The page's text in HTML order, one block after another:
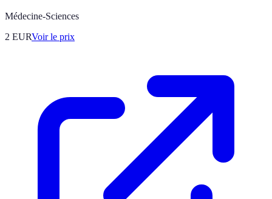
Médecine-Sciences
2 EURVoir le prix